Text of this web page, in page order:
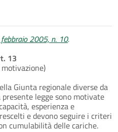
2005, n. 10.
13
Giunta regionale diverse da
legge sono motivate
esperienza e
e devono seguire i criteri
cumulabilità delle cariche.